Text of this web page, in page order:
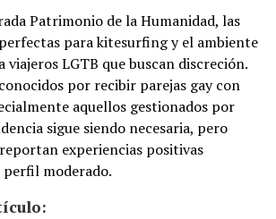
Patrimonio de la Humanidad, las
para kitesurfing y el ambiente
viajeros LGTB que buscan discreción.
por recibir parejas gay con
aquellos gestionados por
sigue siendo necesaria, pero
experiencias positivas
moderado.